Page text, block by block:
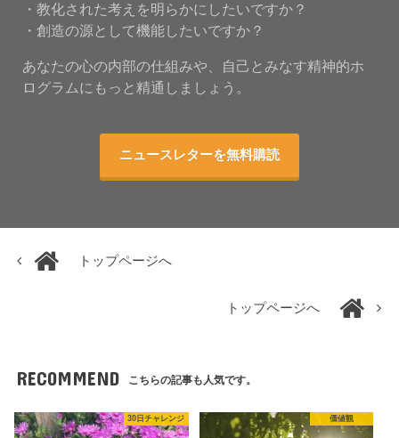
・教化された考えを明らかにしたいですか？
・創造の源として機能したいですか？
あなたの心の内部の仕組みや、自己とみなす精神的ホ
ログラムにもっと精通しましょう。
ニュースレターを無料購読
トップページへ
トップページへ
RECOMMEND こちらの記事も人気です。
30日チャレンジ 価値観